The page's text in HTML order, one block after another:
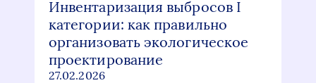
Инвентаризация выбросов I
категории: как правильно
организовать экологическое
проектирование
27.02.2026